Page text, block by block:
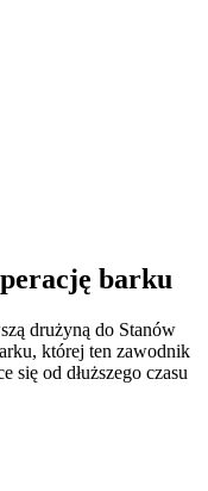
barku
drużyną do Stanów
której ten zawodnik
się od dłuższego czasu